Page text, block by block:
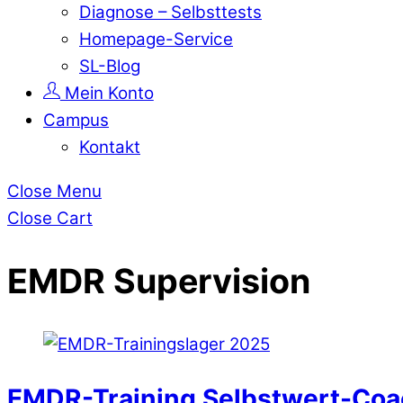
Diagnose – Selbsttests
Homepage-Service
SL-Blog
Mein Konto
Campus
Kontakt
Close Menu
Close Cart
EMDR Supervision